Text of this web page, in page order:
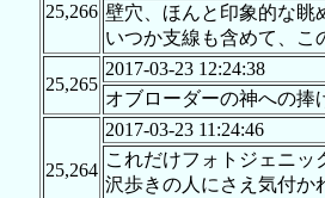
25,266 壁穴、ほんと印象的な眺
いつか支線も含めて、こ
25,265
2017-03-23 12:24:38
オブローダーの神への捧
25,264
2017-03-23 11:24:46
これだけフォトジェニッ
沢歩きの人にさえ気付か